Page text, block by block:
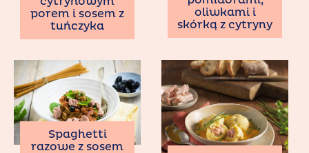
porem i sosem z
tuńczyka
oliwkami i
skórką z cytryny
Spaghetti
razowe z sosem